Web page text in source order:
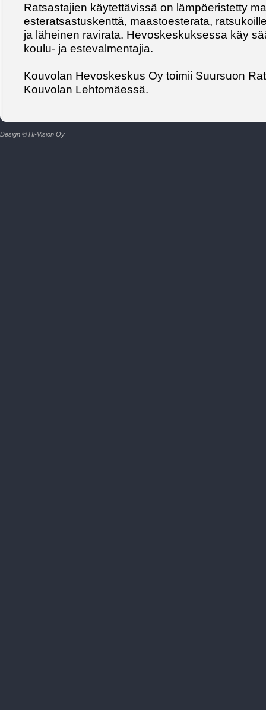
Ratsastajien käytettävissä on lämpöeristetty
esteratsastuskenttä, maastoesterata,
ja läheinen ravirata. Hevoskeskuksessa käy
koulu- ja estevalmentajia.
Kouvolan Hevoskeskus Oy toimii Suursuon
Kouvolan Lehtomäessä.
Design © Hi-Vision Oy